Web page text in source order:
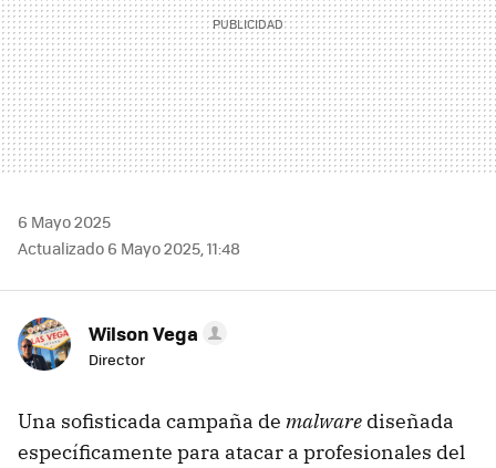
6 Mayo 2025
Actualizado 6 Mayo 2025, 11:48
Wilson Vega
Director
Una sofisticada campaña de malware diseñada
específicamente para atacar a profesionales del